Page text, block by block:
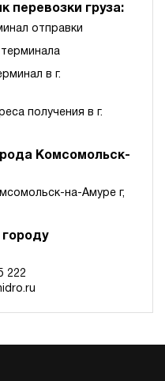
перевозки груза:
отправки
в г.
получения в г.
Комсомольск-
на-Амуре г,
222